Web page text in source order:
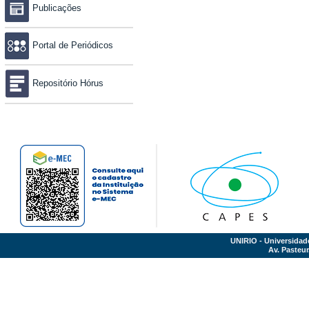
Publicações
Portal de Periódicos
Repositório Hórus
UNIRIO -
Av.